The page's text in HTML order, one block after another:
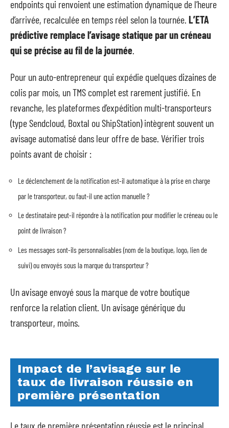
endpoints qui renvoient une estimation dynamique de l’heure
d’arrivée, recalculée en temps réel selon la tournée. L’ETA
prédictive remplace l’avisage statique par un créneau
qui se précise au fil de la journée
Pour un auto-entrepreneur qui expédie quelques dizaines de
colis par mois, un TMS complet est rarement justifié. En
revanche, les plateformes d’expédition multi-transporteurs
(type Sendcloud, Boxtal ou ShipStation) intègrent souvent un
avisage automatisé dans leur offre de base. Vérifier trois
points avant de choisir :
Le déclenchement de la notification est-il automatique à la prise en charge
par le transporteur, ou faut-il une action manuelle ?
Le destinataire peut-il répondre à la notification pour modifier le créneau ou le
point de livraison ?
Les messages sont-ils personnalisables (nom de la boutique, logo, lien de
suivi) ou envoyés sous la marque du transporteur ?
Un avisage envoyé sous la marque de votre boutique
renforce la relation client. Un avisage générique du
transporteur, moins.
Impact de l’avisage sur le
taux de livraison réussie en
première présentation
Le taux de première présentation réussie est le principal